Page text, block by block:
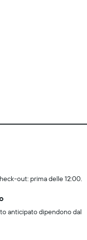
out: prima delle 12:00.
anticipato dipendono dal